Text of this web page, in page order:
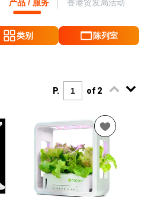
产品 / 服务 香港贸发局活动
类别 陈列室
P. of 2